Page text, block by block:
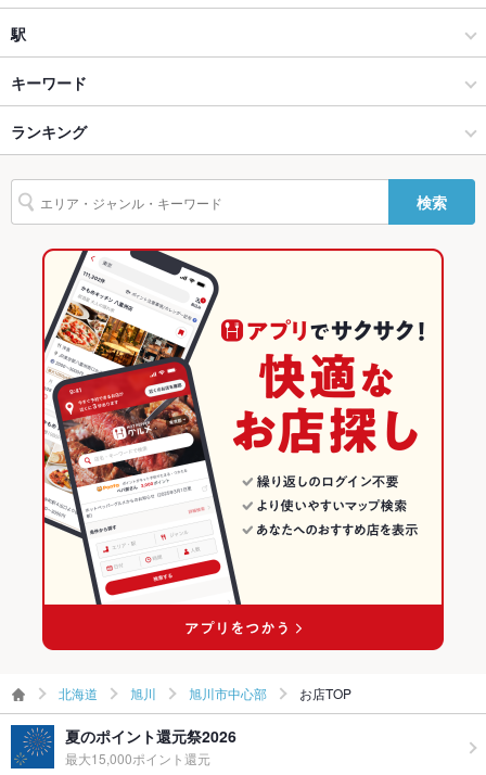
夜景がきれ
いなお席
あり
Wi-Fi なし
バリアフリ
駐車場 なし ：近隣駐車場をご利用ください。
その他設備 店内BGM・夜間照明・屋根付き全天候型ビアガーデンです。
飲み放題 あり
食べ放題 なし
カクテル充実、焼酎充実、日本酒充実、ワイン充実
お子様連れ
お子様連れOK ：ご予約時に必ずお伝えください。※状況により
お断りする場合もございます。予めご了承ください。
ウェディン
各種ご相談承ります。
お祝い・サ
可
備考
団体様ご予約などお電話にて承りますのでどうぞお気軽にお問
い合わせくださいませ。
ビアホール
旭川 × ダイニングバー・バル
旭川 × ビアホール
旭川駅 × ダイニングバー・バル
旭川駅 × ビアホール
焼肉・ホルモン
旭川 × 焼肉・ホルモン
旭川 × 焼肉
旭川駅 × 焼肉・ホルモン
旭川駅 × 焼肉
旭川市中心部
旭川市中心部 × ダイニングバー・バル
旭川市中心部 × ビアホール
旭川市中心部 × 焼肉・ホルモン
旭川市中心部 × 焼肉
北海道 × ダイニングバー・バル
北海道 × ビアホール
北海道 × 焼肉・ホルモン
北海道 × 焼肉
駅
旭川駅
キーワード
エビ料理
ランキング
北海道のグルメランキング
北海道のダイニングバー・バルランキング
北海道のビアホールランキング
旭川のグルメランキング
旭川のダイニングバー・バルランキング
旭川のビアホールランキング
旭川市中心部のグルメランキング
旭川市中心部のダイニングバー・バルランキング
旭川市中心部のビアホールランキング
検索
北海道 旭川 旭川市中心部 お店TOP
夏のポイント還元祭2026
最大15,000ポイント還元